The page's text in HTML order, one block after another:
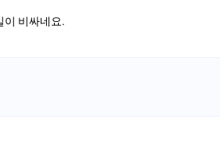
이 비싸네요.